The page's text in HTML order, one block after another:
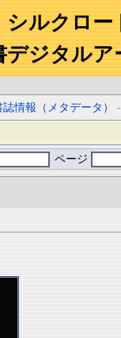
ルクロ
デジタルア
誌情報（メタデータ） -
ページ